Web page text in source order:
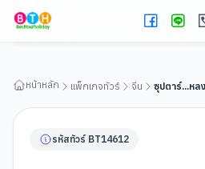
2026, (ทัวร์ไม่ลงร้าน),บินเช้า กลับเที่
หน้าหลัก แพ็กเกจทัวร์ จีน ซุปตาร์...หล
รหัสทัวร์ BT14612